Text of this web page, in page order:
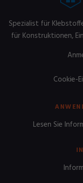
Spezialist für
für Konstruktionen,
Cookie-
Lesen Sie